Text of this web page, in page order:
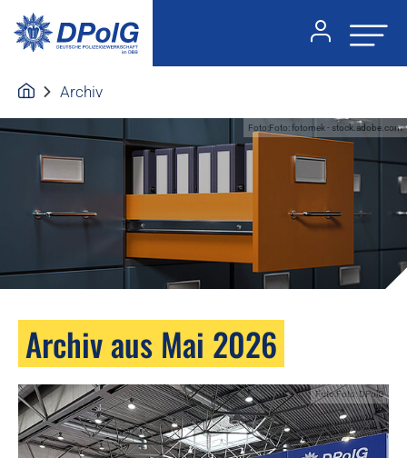
Archiv
Foto:Foto: fotomek - stock.adobe.com
Archiv aus Mai 2026
Foto:Foto: DPolG